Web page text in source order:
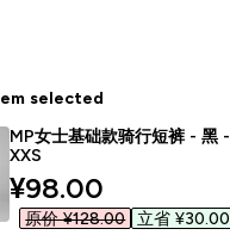
selected
MP女士基础款骑行短裤 - 黑 -
XXS
discounted price
¥98.00‎
原价 ¥128.00‎ 立省 ¥30.00‎